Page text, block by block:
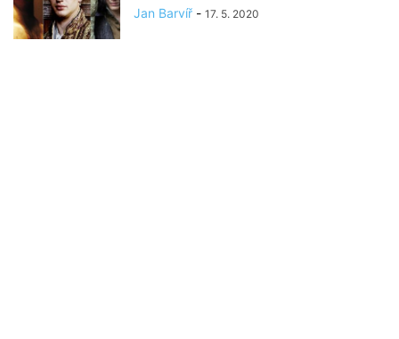
Jan Barvíř - 17. 5. 2020